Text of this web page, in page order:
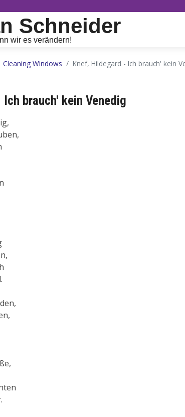
Schneider
wir es verändern!
Cleaning Windows Knef, Hildegard - Ich brauch' kein
brauch' kein Venedig